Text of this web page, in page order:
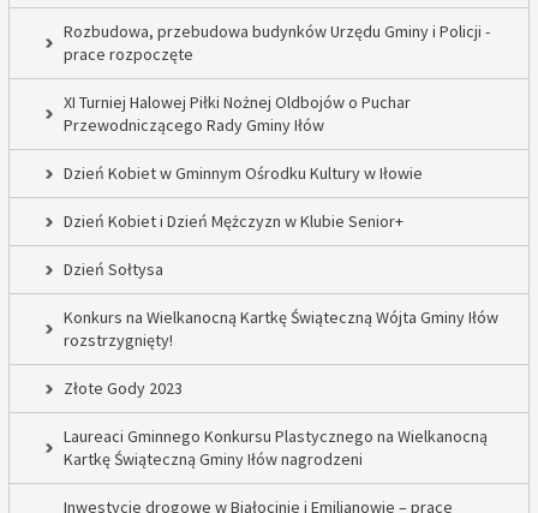
Rozbudowa, przebudowa budynków Urzędu Gminy i Policji -
prace rozpoczęte
XI Turniej Halowej Piłki Nożnej Oldbojów o Puchar
Przewodniczącego Rady Gminy Iłów
Dzień Kobiet w Gminnym Ośrodku Kultury w Iłowie
Dzień Kobiet i Dzień Mężczyzn w Klubie Senior+
Dzień Sołtysa
Konkurs na Wielkanocną Kartkę Świąteczną Wójta Gminy Iłów
rozstrzygnięty!
Złote Gody 2023
Laureaci Gminnego Konkursu Plastycznego na Wielkanocną
Kartkę Świąteczną Gminy Iłów nagrodzeni
Inwestycje drogowe w Białocinie i Emilianowie – prace